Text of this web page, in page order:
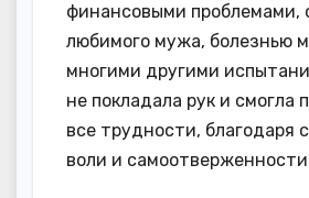
финансовыми проблемами,
любимого мужа, болезнью
многими другими
не покладала рук и смогла
все трудности, благодаря
воли и